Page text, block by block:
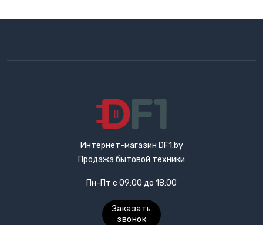
Интернет-магазин DF1.by
Продажа бытовой техники
Пн-Пт с 09:00 до 18:00
Заказать
звонок